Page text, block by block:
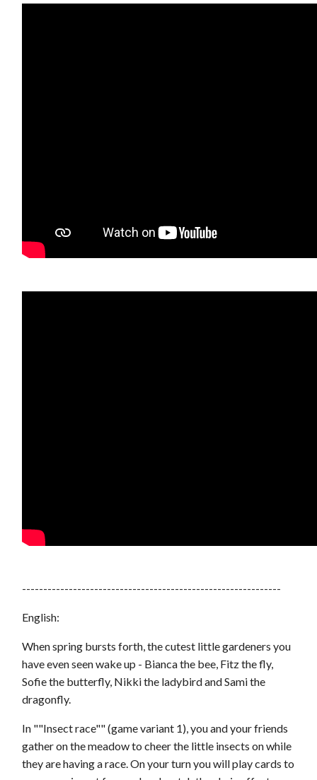
-------------------------------------------------------------
English:
When spring bursts forth, the cutest little gardeners you
have even seen wake up - Bianca the bee, Fitz the fly,
Sofie the butterfly, Nikki the ladybird and Sami the
dragonfly.
In ""Insect race"" (game variant 1), you and your friends
gather on the meadow to cheer the little insects on while
they are having a race. On your turn you will play cards to